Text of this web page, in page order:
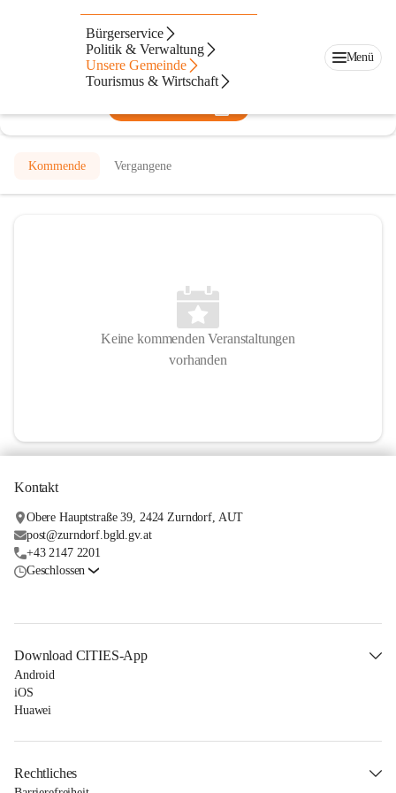
Bürgerservice
Politik & Verwaltung
Unsere Gemeinde
Tourismus & Wirtschaft
Menü
Am Friedrichshof
@am-friedrichshof
Veranstaltungsort
Kommende Vergangene
Keine kommenden Veranstaltungen
vorhanden
Kontakt
Obere Hauptstraße 39, 2424 Zurndorf, AUT
post@zurndorf.bgld.gv.at
+43 2147 2201
Geschlossen
Download CITIES-App
Android
iOS
Huawei
Rechtliches